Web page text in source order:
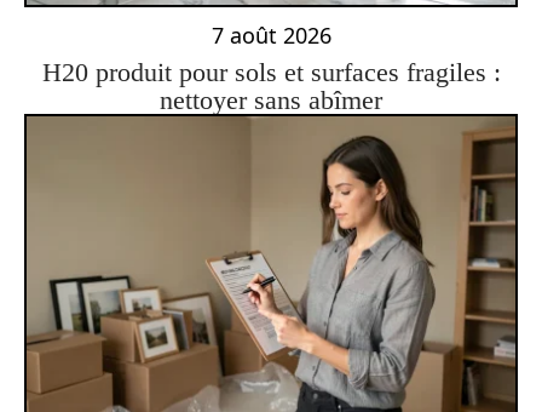
7 août 2026
H20 produit pour sols et surfaces fragiles :
nettoyer sans abîmer